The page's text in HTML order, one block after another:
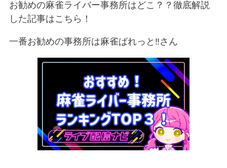
お勧めの麻雀ライバー事務所はどこ？？徹底解説
した記事はこちら！
一番お勧めの事務所は麻雀ぱれっと‼︎さん